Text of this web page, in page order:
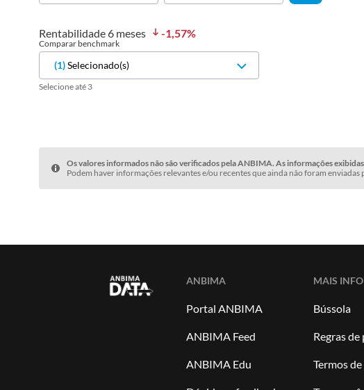
Rentabilidade 6 meses -1,57%
Comparar benchmark
(1)Selecionado(s)
Selecione até 3
Os valores informados não são verificados pela ANBIMA. As informações
Podem haver informações relevantes e/ou recentes que ainda não foram enviadas
ANBIMA
Portal ANBIMA
ANBIMA Feed
ANBIMA Edu
MAIS
Bússola
Regras
Termos